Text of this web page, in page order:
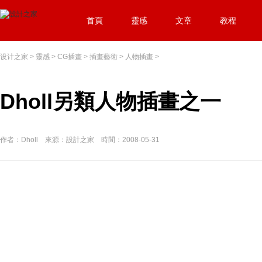
首頁 靈感 文章 教程
设计之家 > 靈感 > CG插畫 > 插畫藝術 > 人物插畫 >
Dholl另類人物插畫之一
作者：Dholl 來源：設計之家 時間：2008-05-31